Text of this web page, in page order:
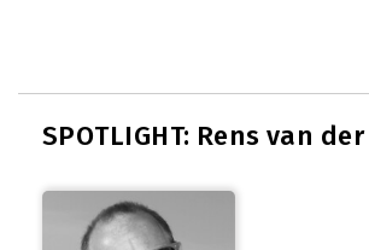
SPOTLIGHT: Rens van